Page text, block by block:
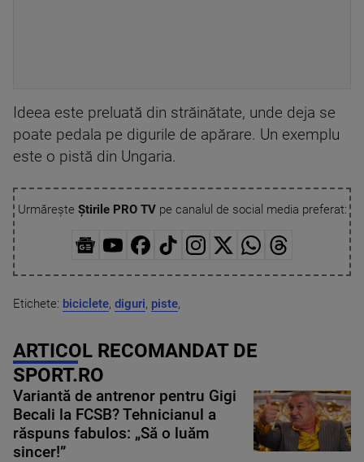
Ideea este preluată din străinătate, unde deja se
poate pedala pe digurile de apărare. Un exemplu
este o pistă din Ungaria.
Urmărește Știrile PRO TVpe canalul de social media preferat:
Etichete: biciclete, diguri, piste,
ARTICOL RECOMANDAT DE
SPORT.RO
Variantă de antrenor pentru Gigi
Becali la FCSB? Tehnicianul a
răspuns fabulos: „Să o luăm
sincer!”